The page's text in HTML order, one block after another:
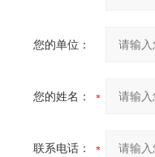
您的单位：
您的姓名：
联系电话：